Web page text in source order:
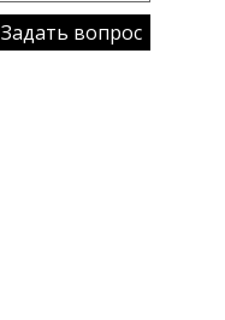
Задать вопрос